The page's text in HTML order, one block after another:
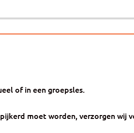
of in een groepsles.
moet worden, verzorgen wij